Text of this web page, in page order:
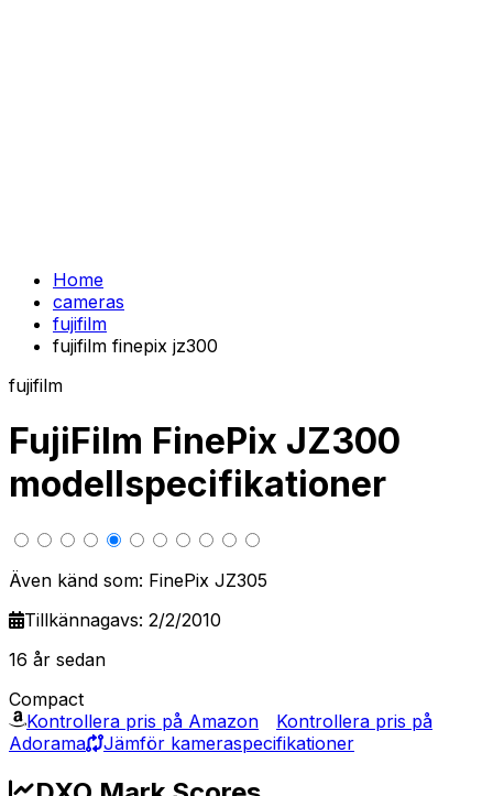
Home
cameras
fujifilm
fujifilm finepix jz300
fujifilm
FujiFilm FinePix JZ300
modellspecifikationer
Även känd som: FinePix JZ305
Tillkännagavs: 2/2/2010
16 år sedan
Compact
Kontrollera pris på Amazon
Kontrollera pris på
Adorama
Jämför kameraspecifikationer